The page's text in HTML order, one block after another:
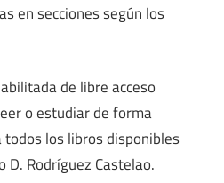
en secciones según los
de libre acceso
o estudiar de forma
todos los libros disponibles
Rodríguez Castelao.